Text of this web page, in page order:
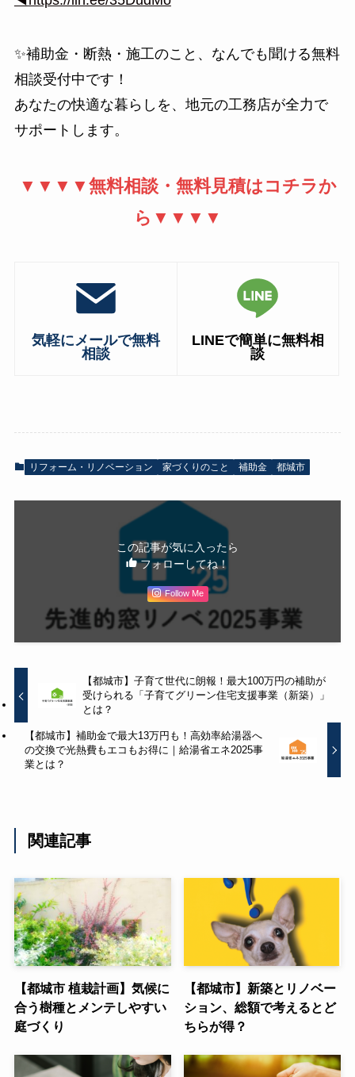
✨補助金・断熱・施工のこと、なんでも聞ける無料
相談受付中です！
あなたの快適な暮らしを、地元の工務店が全力で
サポートします。
▼▼▼▼無料相談・無料見積はコチラか
ら▼▼▼▼
気軽にメールで無料
相談
LINEで簡単に無料相
談
リフォーム・リノベーション 家づくりのこと 補助金 都城市
この記事が気に入ったら
フォローしてね！
Follow Me
【都城市】子育て世代に朗報！最大100万円の補助が
受けられる「子育てグリーン住宅支援事業（新築）」
とは？
【都城市】補助金で最大13万円も！高効率給湯器へ
の交換で光熱費もエコもお得に｜給湯省エネ2025事
業とは？
関連記事
【都城市 植栽計画】気候に
合う樹種とメンテしやすい
庭づくり
【都城市】新築とリノベー
ション、総額で考えるとど
ちらが得？